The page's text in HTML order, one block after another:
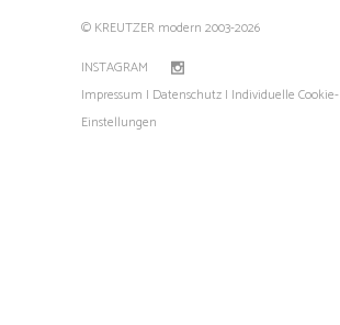
© KREUTZER modern 2003-2026
INSTAGRAM
Impressum | Datenschutz | Individuelle Cookie-
Einstellungen